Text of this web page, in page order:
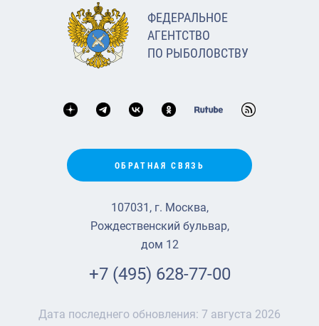
ФЕДЕРАЛЬНОЕ
АГЕНТСТВО
ПО РЫБОЛОВСТВУ
ОБРАТНАЯ СВЯЗЬ
107031, г. Москва,
Рождественский бульвар,
дом 12
+7 (495) 628-77-00
Дата последнего обновления: 7 августа 2026